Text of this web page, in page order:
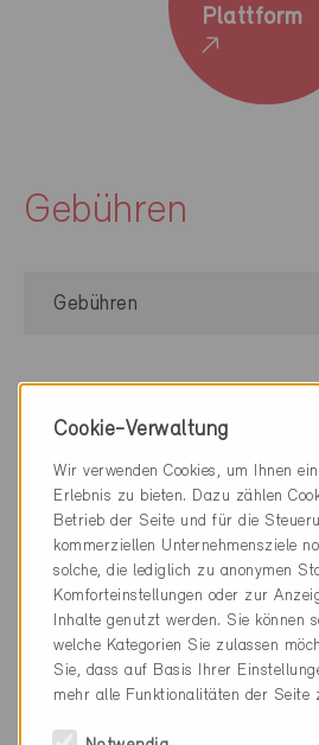
Plattform
Gebühren
Gebühren
Arbeitsdokumente
Grundlagen
Nachweise
Pre-Check
Cookie-Verwaltung
Wir verwenden Cookies, um Ihnen
Erlebnis zu bieten. Dazu zählen
Betrieb der Seite und für die
kommerziellen Unternehmensziele
solche, die lediglich zu anonymen
Komforteinstellungen oder zur
Inhalte genutzt werden. Sie können
welche Kategorien Sie zulassen
Sie, dass auf Basis Ihrer
mehr alle Funktionalitäten der Seite